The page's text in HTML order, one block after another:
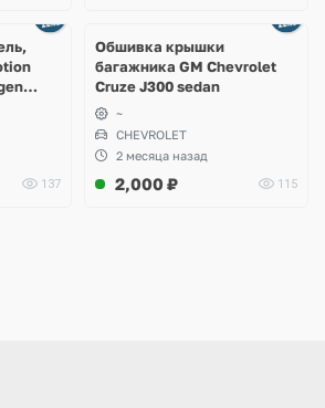
137
Обшивка крышки
багажника GM Chevrolet
Cruze J300 sedan
~
CHEVROLET
2 месяца назад
2,000 ₽ 115